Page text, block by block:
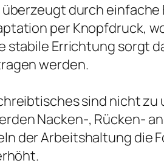
durch
per Knopfdruck,
stabile Errichtung sorgt
werden.
sind nicht
Nacken-, Rücken-
der Arbeitshaltung die